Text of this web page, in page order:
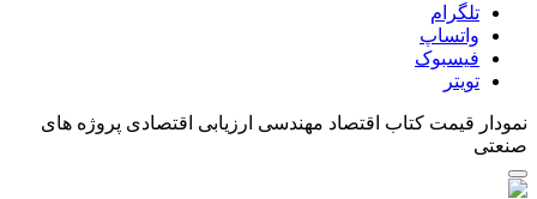
تلگرام
واتساپ
فیسبوک
تویتر
نمودار قیمت کتاب اقتصاد مهندسی ارزیابی اقتصادی پروژه های
صنعتی